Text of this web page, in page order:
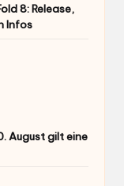
8: Release,
Infos
August gilt eine